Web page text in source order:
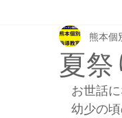
定期テスト結果
夏祭
熊本個
お世話に
幼少の頃